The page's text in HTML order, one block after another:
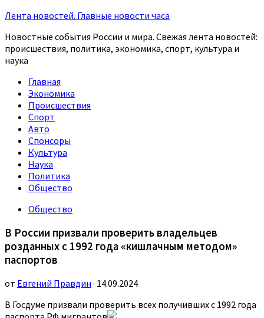
Лента новостей. Главные новости часа
Новостные события России и мира. Свежая лента новостей:
происшествия, политика, экономика, спорт, культура и
наука
Главная
Экономика
Происшествия
Спорт
Авто
Спонсоры
Культура
Наука
Политика
Общество
Общество
В России призвали проверить владельцев
розданных с 1992 года «кишлачным методом»
паспортов
от Евгений Правдин · 14.09.2024
В Госдуме призвали проверить всех получивших с 1992 года